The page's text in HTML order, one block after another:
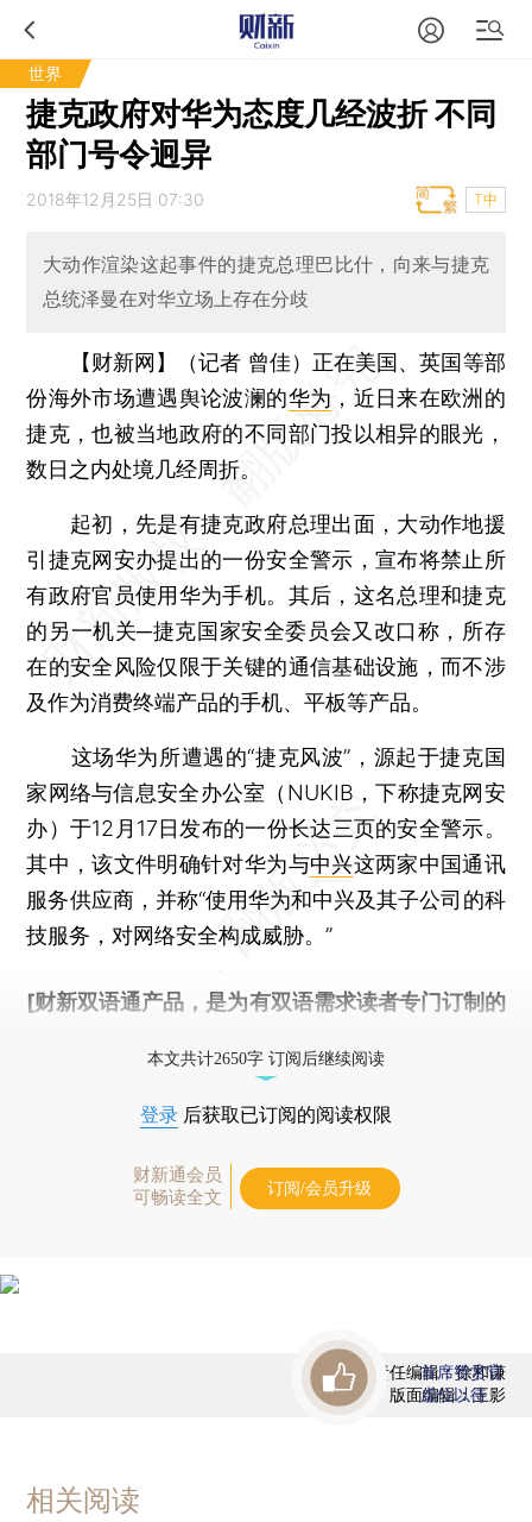
世界
捷克政府对华为态度几经波折 不同
部门号令迥异
2018年12月25日 07:30 T中
大动作渲染这起事件的捷克总理巴比什，向来与捷克
总统泽曼在对华立场上存在分歧
【财新网】（记者 曾佳） 正在美国、英国等部
份海外市场遭遇舆论波澜的华为 ，近日来在欧洲的
捷克，也被当地政府的不同部门投以相异的眼光，
数日之内处境几经周折。
起初，先是有捷克政府总理出面，大动作地援
引捷克网安办提出的一份安全警示，宣布将禁止所
有政府官员使用华为手机。其后，这名总理和捷克
的另一机关─捷克国家安全委员会又改口称，所存
在的安全风险仅限于关键的通信基础设施，而不涉
及作为消费终端产品的手机、平板等产品。
这场华为所遭遇的“捷克风波”，源起于捷克国
家网络与信息安全办公室（NUKIB，下称捷克网安
办）于12月17日发布的一份长达三页的安全警示。
其中，该文件明确针对华为与中兴这两家中国通讯
服务供应商，并称“使用华为和中兴及其子公司的科
技服务，对网络安全构成威胁。”
[财新双语通产品，是为有双语需求读者专门订制的
本文共计2650字 订阅后继续阅读
登录 后获取已订阅的阅读权限
财新通会员
可畅读全文
订阅/会员升级
责任编辑：徐和谦
版面编辑：王影
首席赞赏官
虚位以待
相关阅读